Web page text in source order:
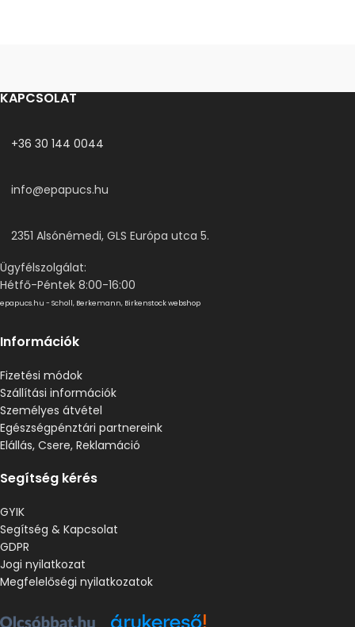
KAPCSOLAT
+36 30 144 0044
info@epapucs.hu
2351 Alsónémedi, GLS Európa utca 5.
Ügyfélszolgálat:
Hétfő-Péntek 8:00-16:00
epapucs.hu - Scholl, Berkemann, Birkenstock webshop
Információk
Fizetési módok
Szállítási információk
Személyes átvétel
Egészségpénztári partnereink
Elállás, Csere, Reklamáció
Segítség kérés
GYIK
Segítség & Kapcsolat
GDPR
Jogi nyilatkozat
Megfelelőségi nyilatkozatok